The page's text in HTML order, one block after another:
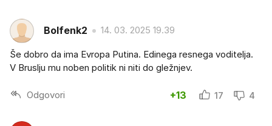
Bolfenk2 14. 03. 2025 19.39
Še dobro da ima Evropa Putina. Edinega resnega voditelja.
V Bruslju mu noben politik ni niti do gležnjev.
Odgovori +13 17 4